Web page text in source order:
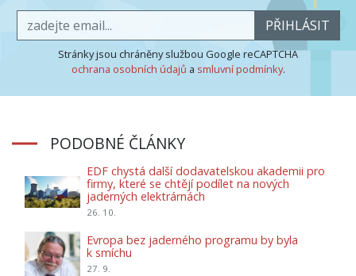
PŘIHLÁSIT
Stránky jsou chráněny službou Google reCAPTCHA
ochrana osobních údajů a smluvní podmínky.
PODOBNÉ ČLÁNKY
EDF chystá další dodavatelskou akademii pro
firmy, které se chtějí podílet na nových
jaderných elektrárnách
26. 10.
Evropa bez jaderného programu by byla
k smíchu
27. 9.